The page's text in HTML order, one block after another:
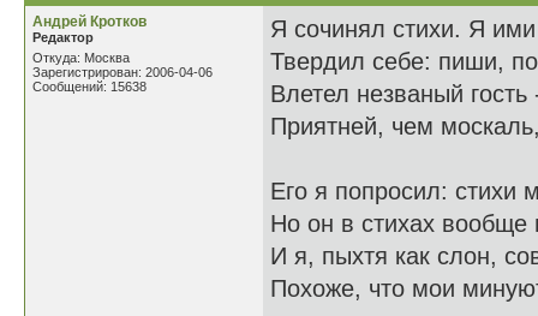
Андрей Кротков
Редактор
Откуда: Москва
Зарегистрирован: 2006-04-06
Сообщений: 15638
Я сочинял стихи. Я
Твердил себе: пиши,
Влетел незваный
Приятней, чем
Его я попросил: стихи
Но он в стихах вообще
И я, пыхтя как слон,
Похоже, что мои